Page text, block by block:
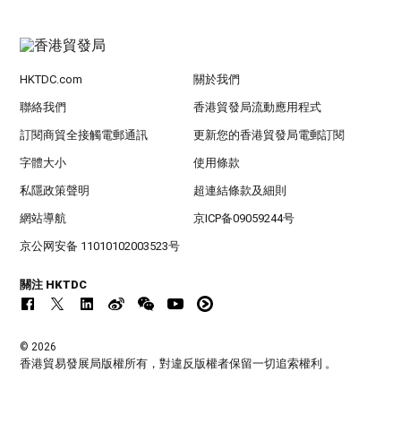
HKTDC.com 關於我們
聯絡我們 香港貿發局流動應用程式
訂閱商貿全接觸電郵通訊 更新您的香港貿發局電郵訂閱
字體大小 使用條款
私隱政策聲明 超連結條款及細則
網站導航 京ICP备09059244号
京公网安备 11010102003523号
關注 HKTDC
© 2026
香港貿易發展局版權所有，對違反版權者保留一切追索權利 。